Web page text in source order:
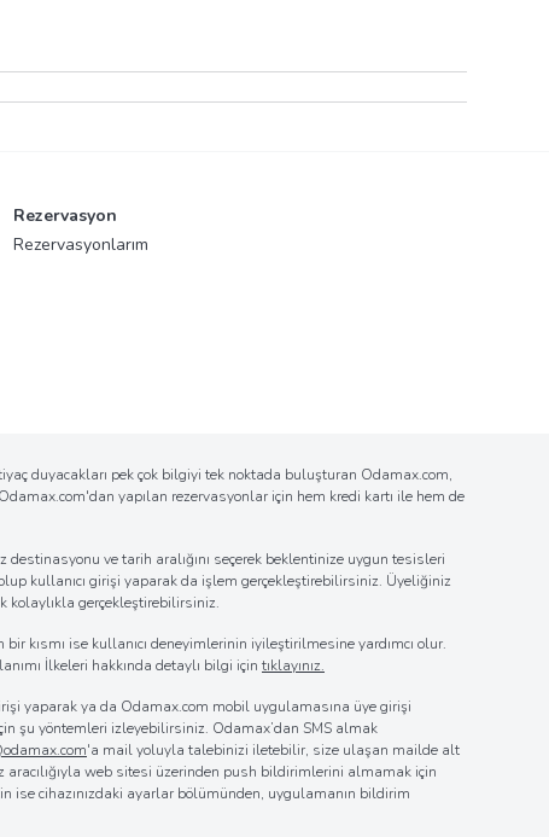
Rezervasyon
Rezervasyonlarım
duyacakları pek çok bilgiyi tek noktada buluşturan Odamax.com,
yapılan rezervasyonlar için hem kredi kartı ile hem de
ve tarih aralığını seçerek beklentinize uygun tesisleri
kullanıcı girişi yaparak da işlem gerçekleştirebilirsiniz. Üyeliğiniz
kolaylıkla gerçekleştirebilirsiniz.
kısmı ise kullanıcı deneyimlerinin iyileştirilmesine yardımcı olur.
İlkeleri hakkında detaylı bilgi için tıklayınız.
yaparak ya da Odamax.com mobil uygulamasına üye girişi
şu yöntemleri izleyebilirsiniz. Odamax’dan SMS almak
'a mail yoluyla talebinizi iletebilir, size ulaşan mailde alt
web sitesi üzerinden push bildirimlerini almamak için
ise cihazınızdaki ayarlar bölümünden, uygulamanın bildirim